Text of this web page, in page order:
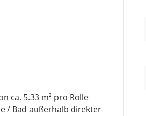
ca. 5.33 m² pro Rolle
/ Bad außerhalb direkter